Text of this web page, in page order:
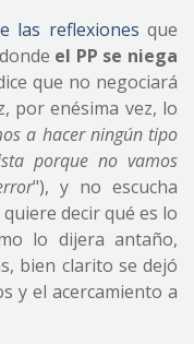
las reflexiones que
el PP se niega
que no negociará
por enésima vez, lo
a hacer ningún tipo
porque no vamos
"), y no escucha
decir qué es lo
lo dijera antaño,
bien clarito se dejó
y el acercamiento a